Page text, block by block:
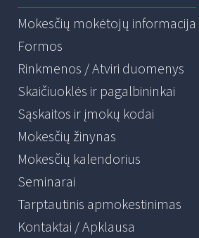
Mokesčių mokėtojų informacija
Formos
Rinkmenos / Atviri duomenys
Skaičiuoklės ir pagalbininkai
Sąskaitos ir įmokų kodai
Mokesčių žinynas
Mokesčių kalendorius
Seminarai
Tarptautinis apmokestinimas
Kontaktai / Apklausa